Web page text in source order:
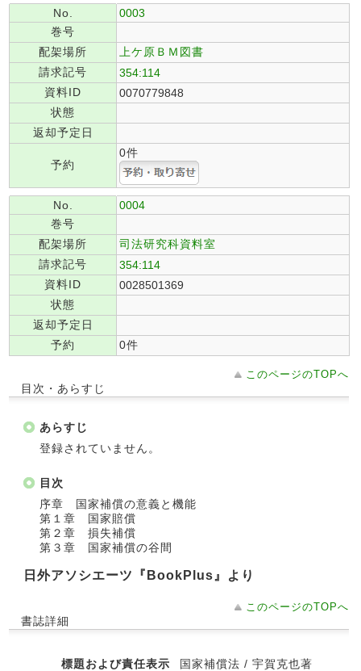
No.
0003
巻号
配架場所
上ケ原ＢＭ図書
請求記号
354:114
資料ID
0070779848
状態
返却予定日
予約
0件
No.
0004
巻号
配架場所
司法研究科資料室
請求記号
354:114
資料ID
0028501369
状態
返却予定日
予約
0件
このページのTOPへ
目次・あらすじ
あらすじ
登録されていません。
目次
序章 国家補償の意義と機能
第１章 国家賠償
第２章 損失補償
第３章 国家補償の谷間
日外アソシエーツ『BookPlus』より
このページのTOPへ
書誌詳細
標題および責任表示
国家補償法 / 宇賀克也著